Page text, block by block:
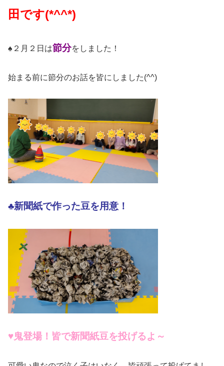
田です(*^^*)
♠️２月２日は節分をしました！
始まる前に節分のお話を皆にしました(^^)
♣️新聞紙で作った豆を用意！
♥️鬼登場！皆で新聞紙豆を投げるよ～